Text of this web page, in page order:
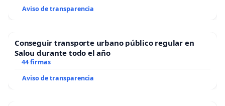
Aviso de transparencia
Conseguir transporte urbano público regular en
Salou durante todo el año
44 firmas
Aviso de transparencia